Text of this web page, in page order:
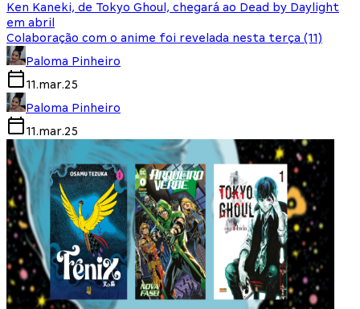
Ken Kaneki, de Tokyo Ghoul, chegará ao Dead by Daylight
em abril
Colaboração com o anime foi revelada nesta terça (11)
Paloma Pinheiro
11.mar.25
Paloma Pinheiro
11.mar.25